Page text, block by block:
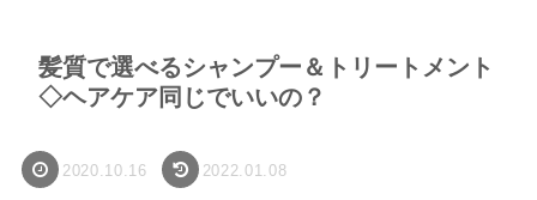
髪質で選べるシャンプー＆トリートメント
◇ヘアケア同じでいいの？
2020.10.16 2022.01.08